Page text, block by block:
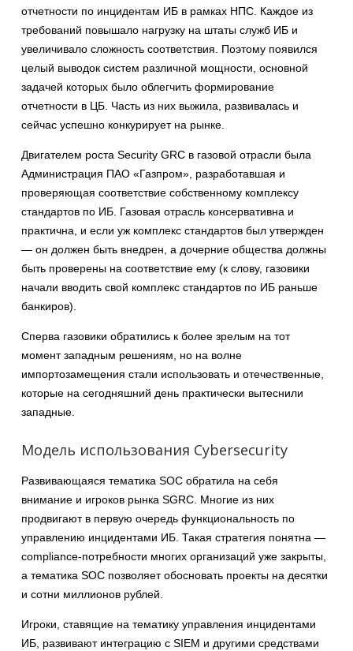
отчетности по инцидентам ИБ в рамках НПС. Каждое из
требований повышало нагрузку на штаты служб ИБ и
увеличивало сложность соответствия. Поэтому появился
целый выводок систем различной мощности, основной
задачей которых было облегчить формирование
отчетности в ЦБ. Часть из них выжила, развивалась и
сейчас успешно конкурирует на рынке.
Двигателем роста Security GRC в газовой отрасли была
Администрация ПАО «Газпром», разработавшая и
проверяющая соответствие собственному комплексу
стандартов по ИБ. Газовая отрасль консервативна и
практична, и если уж комплекс стандартов был утвержден
— он должен быть внедрен, а дочерние общества должны
быть проверены на соответствие ему (к слову, газовики
начали вводить свой комплекс стандартов по ИБ раньше
банкиров).
Сперва газовики обратились к более зрелым на тот
момент западным решениям, но на волне
импортозамещения стали использовать и отечественные,
которые на сегодняшний день практически вытеснили
западные.
Модель использования Cybersecurity
Развивающаяся тематика SOC обратила на себя
внимание и игроков рынка SGRC. Многие из них
продвигают в первую очередь функциональность по
управлению инцидентами ИБ. Такая стратегия понятна —
compliance-потребности многих организаций уже закрыты,
а тематика SOC позволяет обосновать проекты на десятки
и сотни миллионов рублей.
Игроки, ставящие на тематику управления инцидентами
ИБ, развивают интеграцию с SIEM и другими средствами